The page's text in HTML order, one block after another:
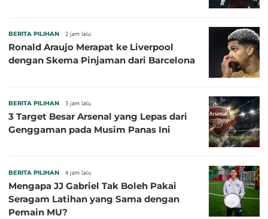
BERITA PILIHAN 2 jam lalu
Ronald Araujo Merapat ke Liverpool
dengan Skema Pinjaman dari Barcelona
BERITA PILIHAN 3 jam lalu
3 Target Besar Arsenal yang Lepas dari
Genggaman pada Musim Panas Ini
BERITA PILIHAN 4 jam lalu
Mengapa JJ Gabriel Tak Boleh Pakai
Seragam Latihan yang Sama dengan
Pemain MU?